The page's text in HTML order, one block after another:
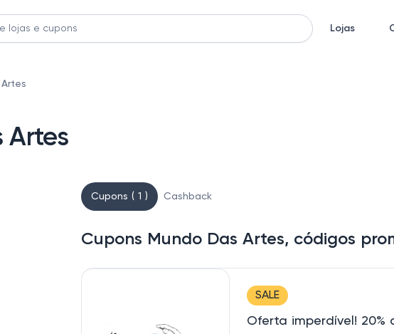
Lojas
Artes
Cupons ( 1 ) Cashback
Cupons Mundo Das Artes, códigos
SALE
Oferta imperdível!